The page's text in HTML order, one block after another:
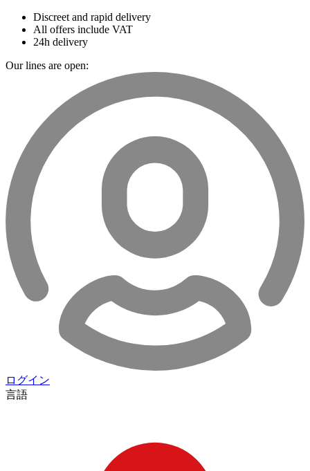
Discreet and rapid delivery
All offers include VAT
24h delivery
Our lines are open:
ログイン
言語